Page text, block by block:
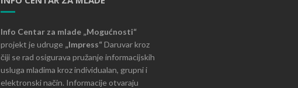
Info Centar za mlade „Mogućnosti“
projekt je udruge „Impress“Daruvar kroz
čiji se rad osigurava pružanje informacijskih
usluga mladima kroz individualan, grupni i
elektronski način. Informacije otvaraju